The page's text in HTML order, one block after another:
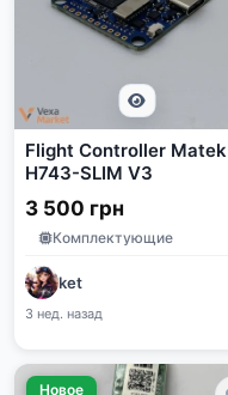
Flight Controller Matek
H743-SLIM V3
3 500 грн
Комплектующие
ket
3 нед. назад
Новое